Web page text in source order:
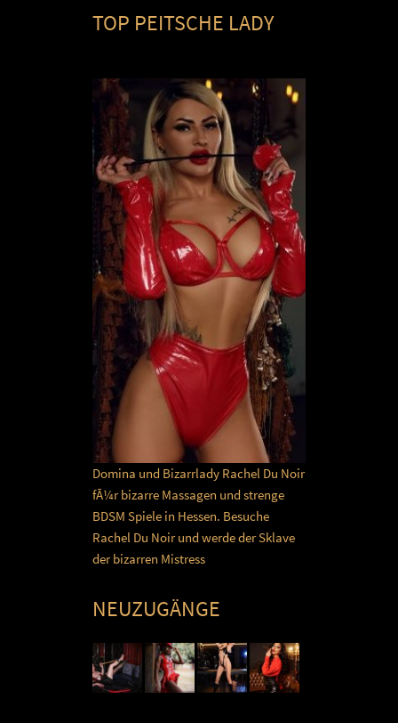
TOP PEITSCHE LADY
Domina und Bizarrlady Rachel Du Noir
fÃ¼r bizarre Massagen und strenge
BDSM Spiele in Hessen. Besuche
Rachel Du Noir und werde der Sklave
der bizarren Mistress
NEUZUGÄNGE